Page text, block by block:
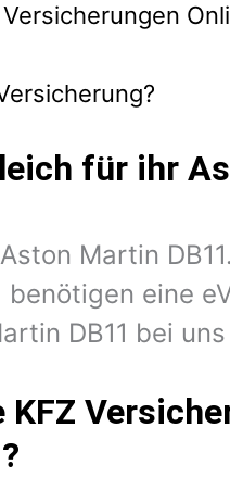
für ihr
Martin
eine
DB11 bei